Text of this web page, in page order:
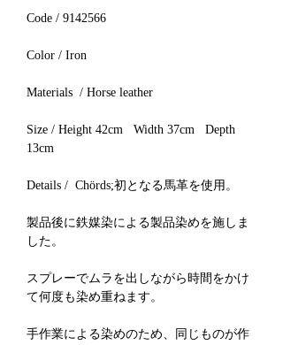
Code / 9142566
Color / Iron
Materials / Horse leather
Size / Height 42cm Width 37cm Depth
13cm
Details / Chörds;初となる馬革を使用。
製品後に鉄媒染による製品染めを施しま
した。
スプレーでムラを出しながら時間をかけ
て何度も染め重ねます。
手作業による染めのため、同じものが作